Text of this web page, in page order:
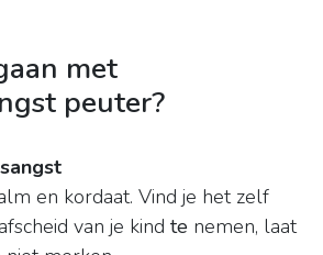
met
peuter?
en kordaat. Vind je het zelf
afscheid van je kind te nemen, laat